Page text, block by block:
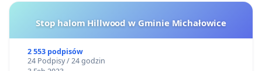
Stop halom Hillwood w Gminie Michałowice
2 553 podpisów
24 Podpisy / 24 godzin